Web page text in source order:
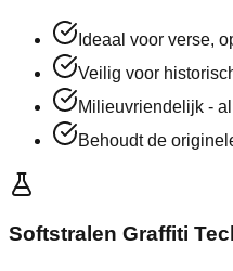
Ideaal voor verse,
Veilig voor
Milieuvriendelijk -
Behoudt de
Softstralen Graffiti